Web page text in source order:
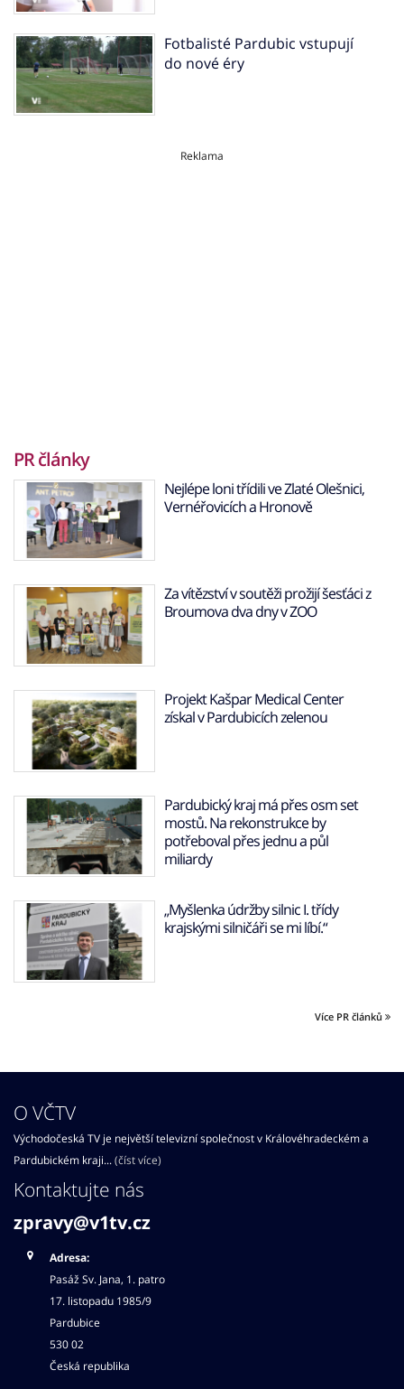
Fotbalisté Pardubic vstupují
do nové éry
Reklama
PR články
Nejlépe loni třídili ve Zlaté Olešnici,
Vernéřovicích a Hronově
Za vítězství v soutěži prožijí šesťáci z
Broumova dva dny v ZOO
Projekt Kašpar Medical Center
získal v Pardubicích zelenou
Pardubický kraj má přes osm set
mostů. Na rekonstrukce by
potřeboval přes jednu a půl
miliardy
„Myšlenka údržby silnic I. třídy
krajskými silničáři se mi líbí.“
Více PR článků
O VČTV
Východočeská TV je největší televizní společnost v Královéhradeckém a
Pardubickém kraji... (číst více)
Kontaktujte nás
zpravy@v1tv.cz
Adresa:
Pasáž Sv. Jana, 1. patro
17. listopadu 1985/9
Pardubice
530 02
Česká republika